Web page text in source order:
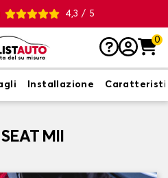
4,3 / 5
0
Installazione
MII